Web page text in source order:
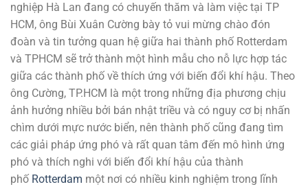
nghiệp Hà Lan đang có chuyến thăm và làm việc tại TP
HCM, ông Bùi Xuân Cường bày tỏ vui mừng chào đón
đoàn và tin tưởng quan hệ giữa hai thành phố Rotterdam
và TPHCM sẽ trở thành một hình mẫu cho nỗ lực hợp tác
giữa các thành phố về thích ứng với biến đổi khí hậu. Theo
ông Cường, TP.HCM là một trong những địa phương chịu
ảnh hưởng nhiều bởi bán nhật triều và có nguy cơ bị nhấn
chìm dưới mực nước biển, nên thành phố cũng đang tìm
các giải pháp ứng phó và rất quan tâm đến mô hình ứng
phó và thích nghi với biến đổi khí hậu của thành
phố Rotterdam một nơi có nhiều kinh nghiệm trong lĩnh